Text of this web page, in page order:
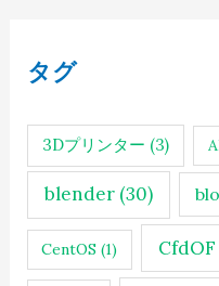
タグ
3Dプリンター (3)
blender(30)
CentOS (1) CfdOF